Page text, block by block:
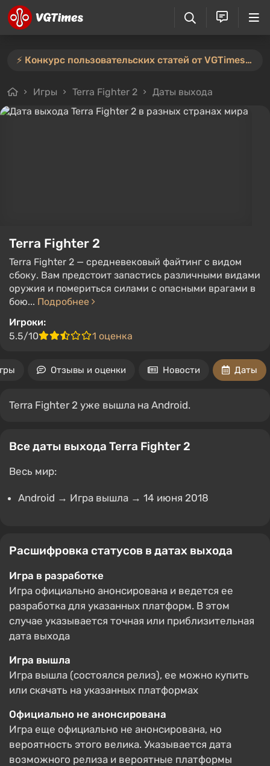
⚡️ Конкурс пользовательских статей от VGTimes продлён — участвуйте тут ⚡️
Игры Terra Fighter 2 Даты выхода
Terra Fighter 2
Terra Fighter 2 — средневековый файтинг с видом
сбоку. Вам предстоит запастись различными видами
оружия и помериться силами с опасными врагами в
бою... Подробнее
Игроки:
5.5/10
1 оценка
Отзывы и оценки Новости Даты
Terra Fighter 2 уже вышла на Android.
Все даты выхода Terra Fighter 2
Весь мир:
Android → Игра вышла → 14 июня 2018
Расшифровка статусов в датах выхода
Игра в разработке
Игра официально анонсирована и ведется ее
разработка для указанных платформ. В этом
случае указывается точная или приблизительная
дата выхода
Игра вышла
Игра вышла (состоялся релиз), ее можно купить
или скачать на указанных платформах
Официально не анонсирована
Игра еще официально не анонсирована, но
вероятность этого велика. Указывается дата
возможного релиза и вероятные платформы